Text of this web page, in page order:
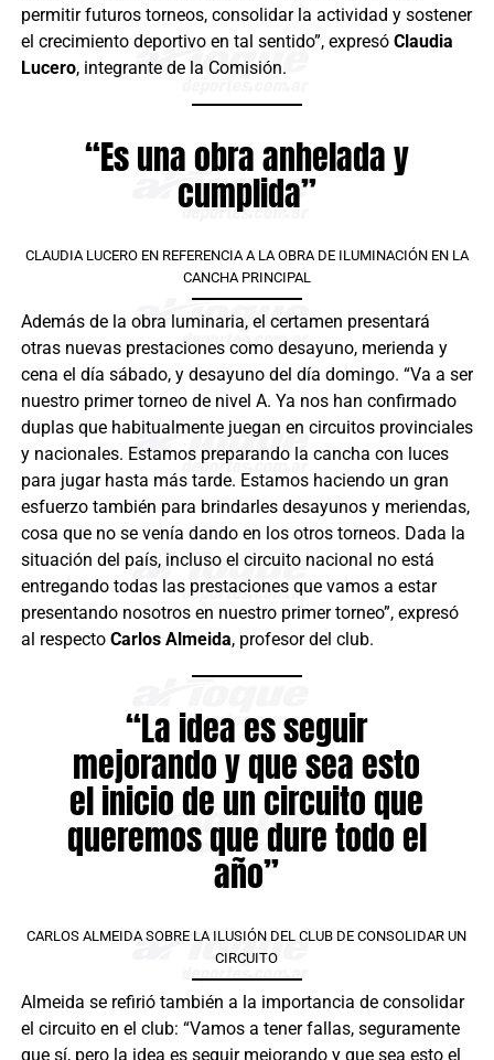
permitir futuros torneos, consolidar la actividad y sostener
el crecimiento deportivo en tal sentido”, expresó Claudia
Lucero, integrante de la Comisión.
“Es una obra anhelada y
cumplida”
CLAUDIA LUCERO EN REFERENCIA A LA OBRA DE ILUMINACIÓN EN LA
CANCHA PRINCIPAL
Además de la obra luminaria, el certamen presentará
otras nuevas prestaciones como desayuno, merienda y
cena el día sábado, y desayuno del día domingo. “Va a ser
nuestro primer torneo de nivel A. Ya nos han confirmado
duplas que habitualmente juegan en circuitos provinciales
y nacionales. Estamos preparando la cancha con luces
para jugar hasta más tarde. Estamos haciendo un gran
esfuerzo también para brindarles desayunos y meriendas,
cosa que no se venía dando en los otros torneos. Dada la
situación del país, incluso el circuito nacional no está
entregando todas las prestaciones que vamos a estar
presentando nosotros en nuestro primer torneo”, expresó
al respecto Carlos Almeida, profesor del club.
“La idea es seguir
mejorando y que sea esto
el inicio de un circuito que
queremos que dure todo el
año”
CARLOS ALMEIDA SOBRE LA ILUSIÓN DEL CLUB DE CONSOLIDAR UN
CIRCUITO
Almeida se refirió también a la importancia de consolidar
el circuito en el club: “Vamos a tener fallas, seguramente
que sí, pero la idea es seguir mejorando y que sea esto el